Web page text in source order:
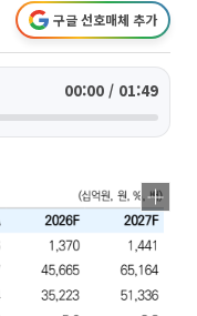
구글 선호매체 추가
00:00 / 01:49